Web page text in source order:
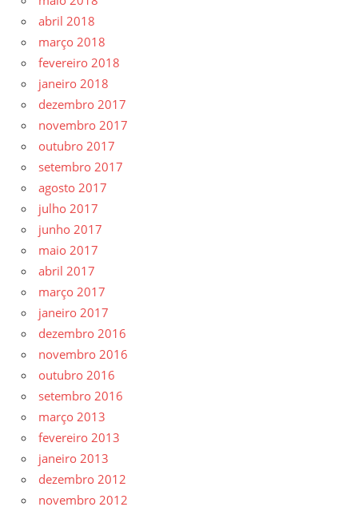
abril 2018
março 2018
fevereiro 2018
janeiro 2018
dezembro 2017
novembro 2017
outubro 2017
setembro 2017
agosto 2017
julho 2017
junho 2017
maio 2017
abril 2017
março 2017
janeiro 2017
dezembro 2016
novembro 2016
outubro 2016
setembro 2016
março 2013
fevereiro 2013
janeiro 2013
dezembro 2012
novembro 2012